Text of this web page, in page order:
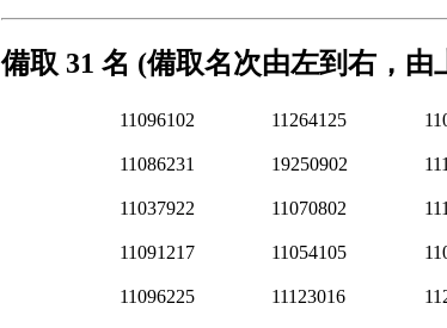
備取 31 名 (備取名次由左到右，由
11096102 11264125
11086231 19250902
11037922 11070802
11091217 11054105
11096225 11123016